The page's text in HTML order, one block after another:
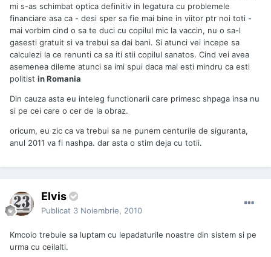
mi s-as schimbat optica definitiv in legatura cu problemele
financiare asa ca - desi sper sa fie mai bine in viitor ptr noi toti -
mai vorbim cind o sa te duci cu copilul mic la vaccin, nu o sa-l
gasesti gratuit si va trebui sa dai bani. Si atunci vei incepe sa
calculezi la ce renunti ca sa iti stii copilul sanatos. Cind vei avea
asemenea dileme atunci sa imi spui daca mai esti mindru ca esti
politist in Romania
Din cauza asta eu inteleg functionarii care primesc shpaga insa nu
si pe cei care o cer de la obraz.
oricum, eu zic ca va trebui sa ne punem centurile de siguranta,
anul 2011 va fi nashpa. dar asta o stim deja cu totii.
Elvis
Publicat 3 Noiembrie, 2010
Kmcoio trebuie sa luptam cu lepadaturile noastre din sistem si pe
urma cu ceilalti.